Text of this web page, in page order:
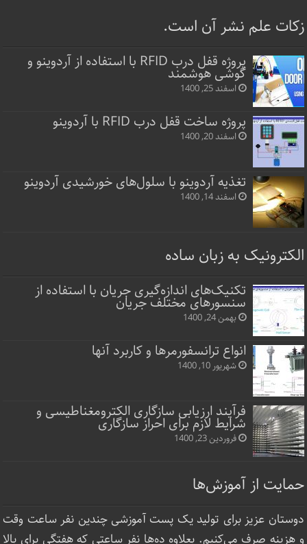
زکات علم نشر آن است.
پروژه قفل‌ درب RFID با استفاده از آردوینو و
گوشی هوشمند
اسفند 25, 1400
پروژه ساخت قفل‌ درب RFID با آردوینو
اسفند 20, 1400
تغذیه آردوینو با سلول‌های خورشیدی آردوینو
اسفند 14, 1400
الکترونیک به زبان ساده
تکنیک‌های اندازه‌گیری جریان با استفاده از
سنسورهای مختلف جریان
بهمن 24, 1400
انواع ترانسفورمرها و کاربرد آنها
شهریور 10, 1400
فرآیند ارزیابی سازگاری الکترومغناطیسی و
شرایط لازم برای احراز سازگاری
فروردین 23, 1400
حمایت از آموزش‌ها
دوستان عزیز برای تولید یک پست آموزشی چندین نفر ساعت‌ وقت
و هزینه صرف می‌کنیم. بعلاوه ده‌ها نفر ساعتی که هفتگی برای بالا